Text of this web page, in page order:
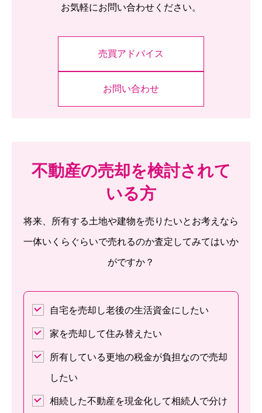
お気軽にお問い合わせください。
売買アドバイス
お問い合わせ
不動産の売却を検討されて
いる方
将来、所有する土地や建物を売りたいとお考えなら
一体いくらぐらいで売れるのか査定してみてはいか
がですか？
自宅を売却し老後の生活資金にしたい
家を売却して住み替えたい
所有している更地の税金が負担なので売却
したい
相続した不動産を現金化して相続人で分け